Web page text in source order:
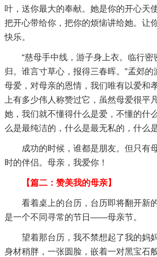
叶，送你最大的奉献。她是你的开心天
把开心带给你，把你的烦恼讲给她。让
快乐。
“慈母手中线，游子身上衣。临行密
归。谁言寸草心，报得三春晖。”孟郊的
母爱，对母亲的恩情，我们唯有以爱和
上有多少伟人称赞过它，虽然母爱很平
她，我们就不懂得什么是爱，不懂的什
么是最纯洁的，什么是最无私的，什
成功的时候，谁都是朋友。但只
时的伴侣。母亲，我爱你！
【篇二：赞美我的母亲】
看着桌上的台历，台历即将翻开
是一个不同寻常的节日——母亲节。
望着那台历，我不禁想起了我的妈
身材稍胖，一张圆脸，嵌着一对黑宝石